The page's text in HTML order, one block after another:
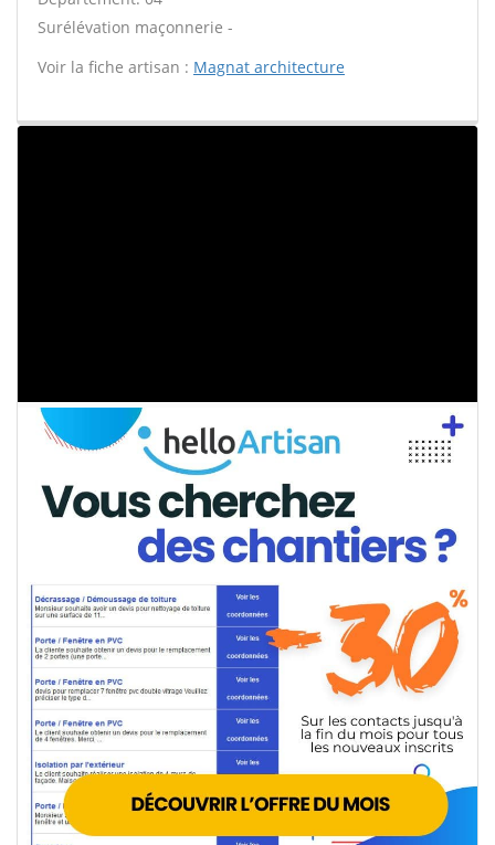
Surélévation maçonnerie -
Voir la fiche artisan : Magnat architecture